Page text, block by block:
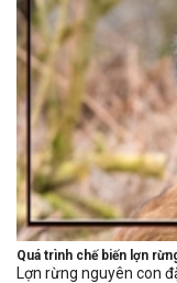
Quá trình chế biến lợn
Lợn rừng nguyên con